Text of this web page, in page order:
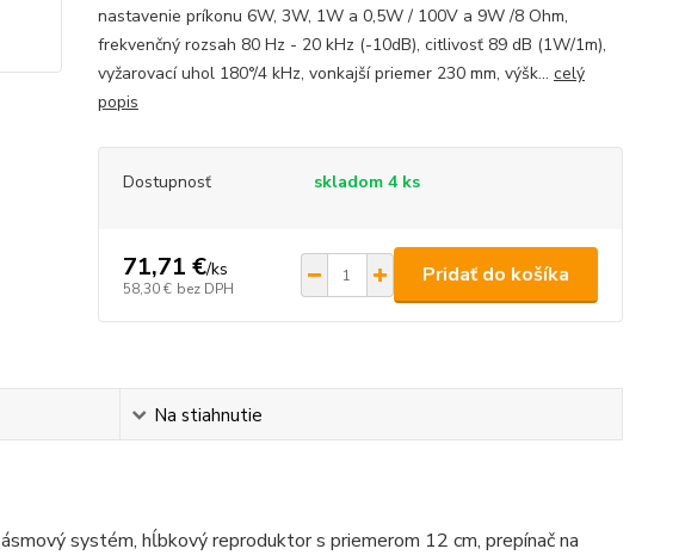
nastavenie príkonu 6W, 3W, 1W a 0,5W / 100V a 9W /8 Ohm,
frekvenčný rozsah 80 Hz - 20 kHz (-10dB), citlivosť 89 dB (1W/1m),
vyžarovací uhol 180°/4 kHz, vonkajší priemer 230 mm, výšk... celý
popis
Dostupnosť skladom 4 ks
71,71 €/ks
58,30 € bez DPH
Pridať do košíka
Na stiahnutie
systém, hĺbkový reproduktor s priemerom 12 cm, prepínač na